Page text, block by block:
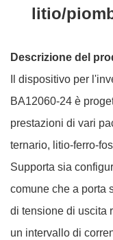
litio/
Descrizione del
Il dispositivo per
BA12060-24 è
prestazioni di vari
ternario, litio-ferro-
Supporta sia
comune che a porta
di tensione di uscita
un intervallo di